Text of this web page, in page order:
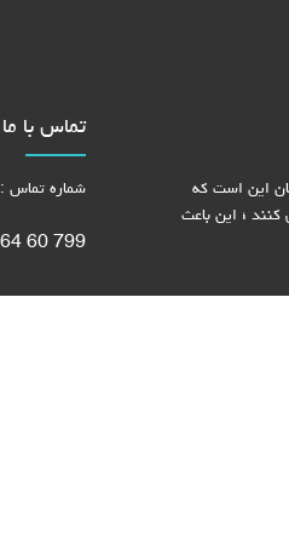
این است که
؛ این باعث
تماس با ما
شماره تماس :
799 60 64 0912